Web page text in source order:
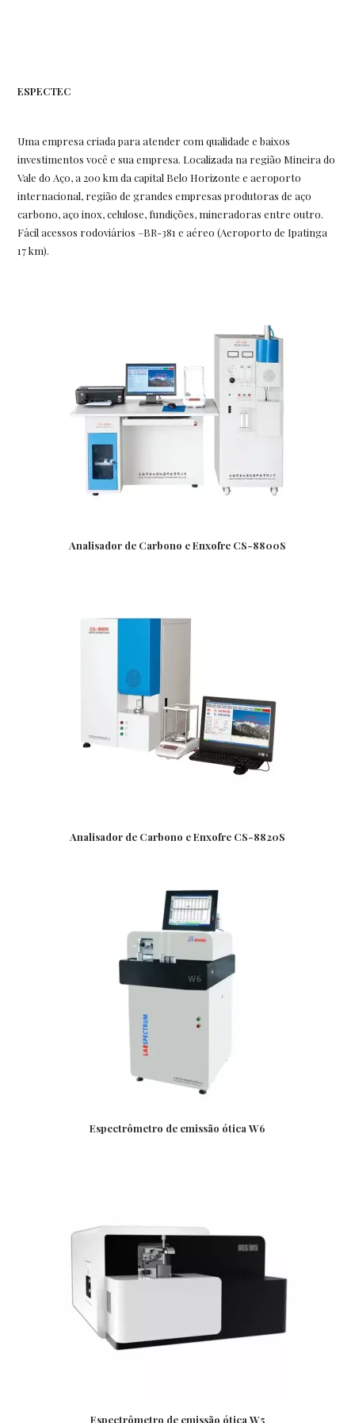
ESPECTEC
Uma empresa criada para atender com qualidade e baixos
investimentos você e sua empresa. Localizada na região Mineira do
Vale do Aço, a 200 km da capital Belo Horizonte e aeroporto
internacional, região de grandes empresas produtoras de aço
carbono, aço inox, celulose, fundições, mineradoras entre outro.
Fácil acessos rodoviários –BR-381 e aéreo (Aeroporto de Ipatinga
17 km).
Analisador de Carbono e Enxofre CS-8800S
Analisador de Carbono e Enxofre CS-8820S
Espectrômetro de emissão ótica W6
Espectrômetro de emissão ótica W5